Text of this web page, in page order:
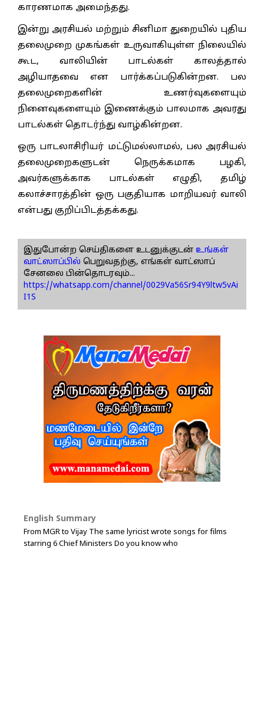
காரணமாக அமைந்தது.
இன்று அரசியல் மற்றும் சினிமா துறையில் புதிய
தலைமுறை முகங்கள் உருவாகியுள்ள நிலையில்
கூட, வாலியின் பாடல்கள் காலத்தால்
அழியாதவை என பார்க்கப்படுகின்றன. பல
தலைமுறைகளின் உணர்வுகளையும்
நினைவுகளையும் இணைக்கும் பாலமாக அவரது
பாடல்கள் தொடர்ந்து வாழ்கின்றன.
ஒரு பாடலாசிரியர் மட்டுமல்லாமல், பல அரசியல்
தலைமுறைகளுடன் நெருக்கமாக பழகி,
அவர்களுக்காக பாடல்கள் எழுதி, தமிழ்
கலாச்சாரத்தின் ஒரு பகுதியாக மாறியவர் வாலி
என்பது குறிப்பிடத்தக்கது.
இதுபோன்ற செய்திகளை உடனுக்குடன் உங்கள்
வாட்ஸாப்பில் பெறுவதற்கு, எங்கள் வாட்ஸாப்
சேனலை பின்தொடரவும்...
https://whatsapp.com/channel/0029Va56Sr94Y9ltw5vAi
I1S
English Summary
From MGR to Vijay The same lyricist wrote songs for films
starring 6 Chief Ministers Do you know who